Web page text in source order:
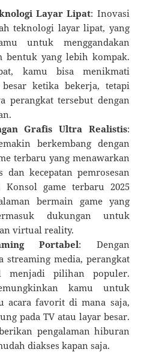
Layar Lipat: Inovasi
teknologi layar lipat, yang
untuk menggandakan
bentuk yang lebih kompak.
kamu bisa menikmati
ketika bekerja, tetapi
perangkat tersebut dengan
Grafis Ultra Realistis:
berkembang dengan
terbaru yang menawarkan
kecepatan pemrosesan
Konsol game terbaru 2025
bermain game yang
dukungan untuk
virtual reality.
Portabel: Dengan
streaming media, perangkat
menjadi pilihan populer.
kamu untuk
acara favorit di mana saja,
pada TV atau layar besar.
pengalaman hiburan
diakses kapan saja.